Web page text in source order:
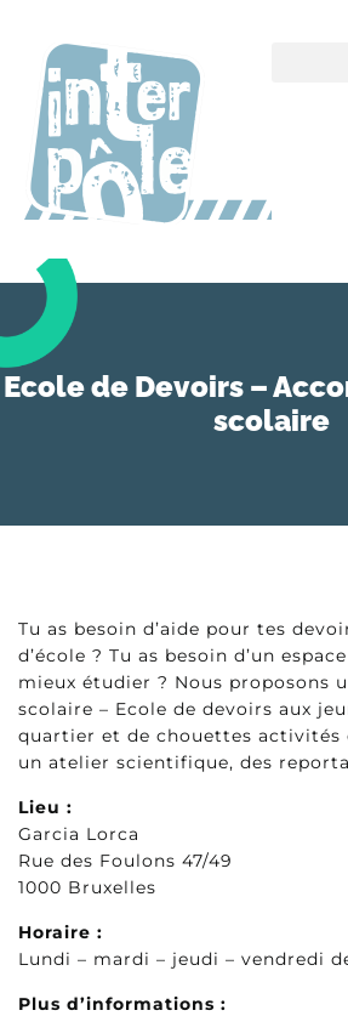
Ecole de Devoirs –
scolaire
Tu as besoin d’aide pour tes
d’école ? Tu as besoin d’un
mieux étudier ? Nous proposons
scolaire – Ecole de devoirs aux
quartier et de chouettes activités
un atelier scientifique, des
Lieu :
Garcia Lorca
Rue des Foulons 47/49
1000 Bruxelles
Horaire :
Lundi – mardi – jeudi – vendredi
Plus d’informations :